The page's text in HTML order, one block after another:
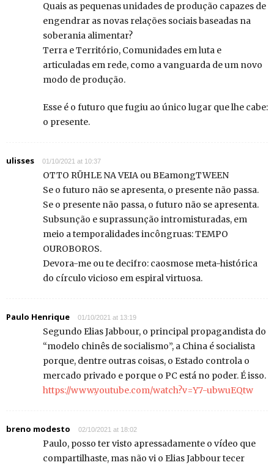
Quais as pequenas unidades de produção capazes de
engendrar as novas relações sociais baseadas na
soberania alimentar?
Terra e Território, Comunidades em luta e
articuladas em rede, como a vanguarda de um novo
modo de produção.
Esse é o futuro que fugiu ao único lugar que lhe cabe:
o presente.
ulisses 01/10/2021 at 10:37
OTTO RÜHLE NA VEIA ou BEamongTWEEN
Se o futuro não se apresenta, o presente não passa.
Se o presente não passa, o futuro não se apresenta.
Subsunção e suprassunção intromisturadas, em
meio a temporalidades incôngruas: TEMPO
OUROBOROS.
Devora-me ou te decifro: caosmose meta-histórica
do círculo vicioso em espiral virtuosa.
Paulo Henrique 01/10/2021 at 13:19
Segundo Elias Jabbour, o principal propagandista do
“modelo chinês de socialismo”, a China é socialista
porque, dentre outras coisas, o Estado controla o
mercado privado e porque o PC está no poder. É isso.
https://www.youtube.com/watch?v=Y7-ubwuEQtw
breno modesto 02/10/2021 at 18:02
Paulo, posso ter visto apressadamente o vídeo que
compartilhaste, mas não vi o Elias Jabbour tecer